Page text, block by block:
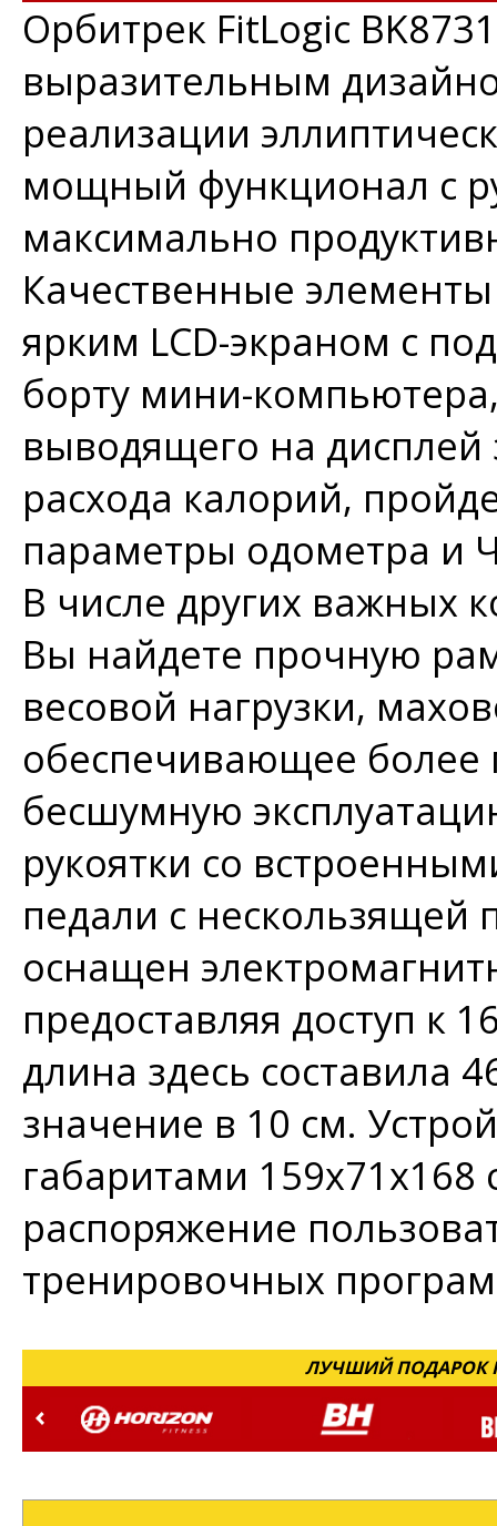
Орбитрек FitLogic
выразительным
реализации
мощный функционал с
максимально
Качественные
ярким LCD-экраном с
борту мини-
выводящего на дисплей
расхода калорий,
параметры одометра и
В числе других важных
Вы найдете прочную
весовой нагрузки,
обеспечивающее
бесшумную
рукоятки со
педали с нескользящей
оснащен
предоставляя доступ к
длина здесь составила
значение в 10 см.
габаритами 159х71х168
распоряжение
тренировочных
ЛУЧШИЙ ПОДАРОК